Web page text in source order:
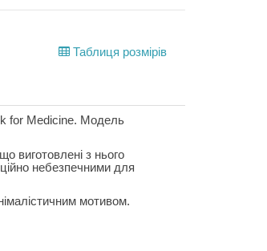
Таблиця розмірів
for Medicine. Модель
виготовлені з нього
небезпечними для
мотивом.